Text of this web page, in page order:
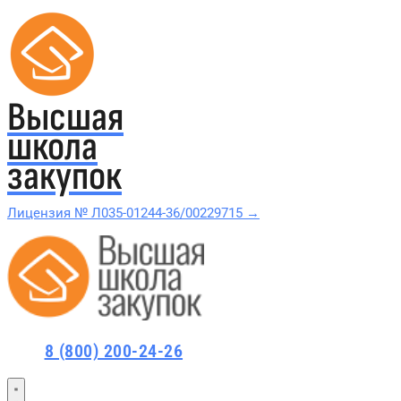
Высшая
школа
закупок
Лицензия № Л035-01244-36/00229715 →
Проверить в реестре Рособрнадзора →
Курсы по 44-ФЗ
8 (800) 200-24-26